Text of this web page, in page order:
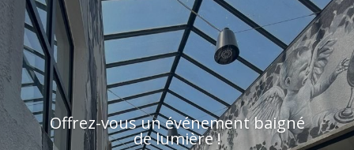
Offrez-vous un événement baigné
de lumière !